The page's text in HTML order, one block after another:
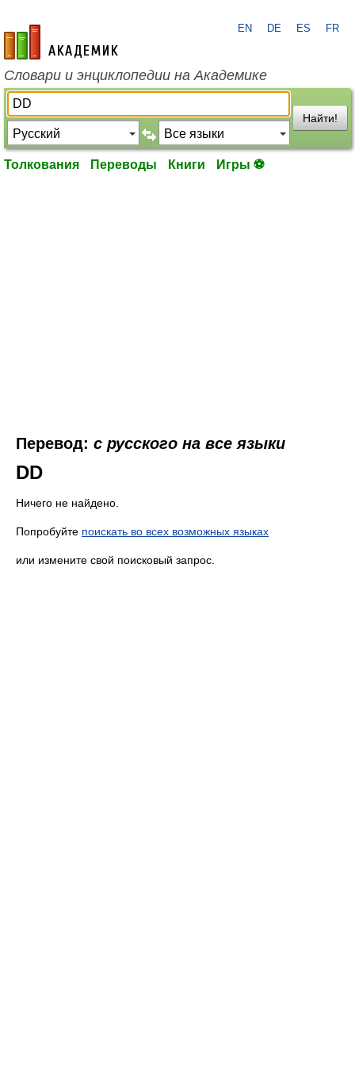
academic.ru
EN DE ES FR
Словари и энциклопедии на Академике
Найти!
Толкования Переводы Книги Игры ⚽
Перевод: с русского на все языки
DD
Ничего не найдено.
Попробуйте поискать во всех возможных языках
или измените свой поисковый запрос.